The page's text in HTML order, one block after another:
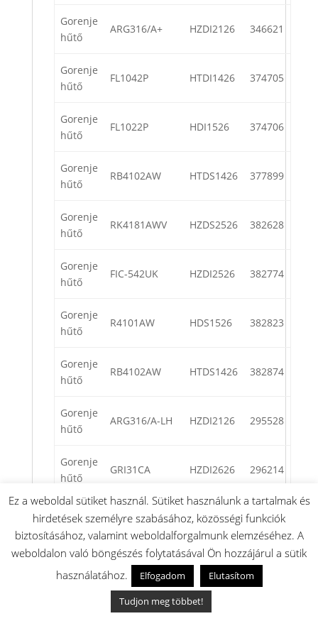
Gorenje
hűtő
ARG316/A+ HZDI2126 346621
Gorenje
hűtő
FL1042P HTDI1426 374705
Gorenje
hűtő
FL1022P HDI1526 374706
Gorenje
hűtő
RB4102AW HTDS1426 377899
Gorenje
hűtő
RK4181AWV HZDS2526 382628
Gorenje
hűtő
FIC-542UK HZDI2526 382774
Gorenje
hűtő
R4101AW HDS1526 382823
Gorenje
hűtő
RB4102AW HTDS1426 382874
Gorenje
hűtő
ARG316/A-LH HZDI2126 295528
Gorenje
hűtő
GRI31CA HZDI2626 296214
Gorenje
RC26A HZDI2626 296215
Gorenje
hűtő
HHJL171R HTDS1426 296385
FIC-541UK HZDI2526
Ez a weboldal sütiket használ. Sütiket használunk a tartalmak és
hirdetések személyre szabásához, közösségi funkciók
biztosításához, valamint weboldalforgalmunk elemzéséhez. A
weboldalon való böngészés folytatásával Ön hozzájárul a sütik
használatához.
Elfogadom
Elutasítom
Tudjon meg többet!